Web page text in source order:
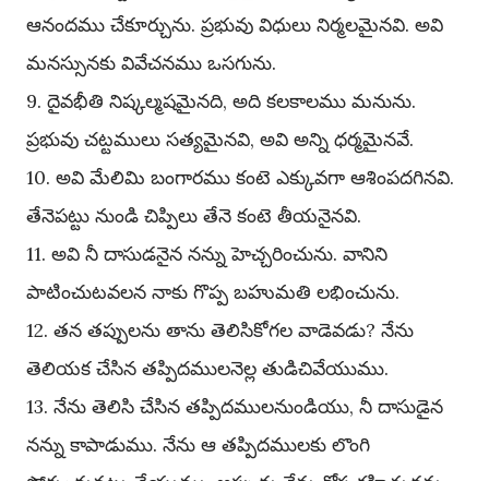
ఆనందము చేకూర్చును. ప్రభువు విధులు నిర్మలమైనవి. అవి
మనస్సునకు వివేచనము ఒసగును.
9. దైవభీతి నిష్కల్మషమైనది, అది కలకాలము మనును.
ప్రభువు చట్టములు సత్యమైనవి, అవి అన్ని ధర్మమైనవే.
10. అవి మేలిమి బంగారము కంటె ఎక్కువగా ఆశింపదగినవి.
తేనెపట్టు నుండి చిప్పిలు తేనె కంటె తీయనైనవి.
11. అవి నీ దాసుడనైన నన్ను హెచ్చరించును. వానిని
పాటించుటవలన నాకు గొప్ప బహుమతి లభించును.
12. తన తప్పులను తాను తెలిసికోగల వాడెవడు? నేను
తెలియక చేసిన తప్పిదములనెల్ల తుడిచివేయుము.
13. నేను తెలిసి చేసిన తప్పిదములనుండియు, నీ దాసుడైన
నన్ను కాపాడుము. నేను ఆ తప్పిదములకు లొంగి